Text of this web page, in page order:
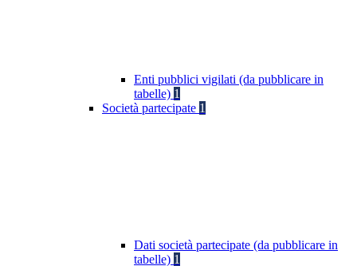
Enti pubblici vigilati (da pubblicare in
tabelle) 1
Società partecipate 1
Dati società partecipate (da pubblicare in
tabelle) 1